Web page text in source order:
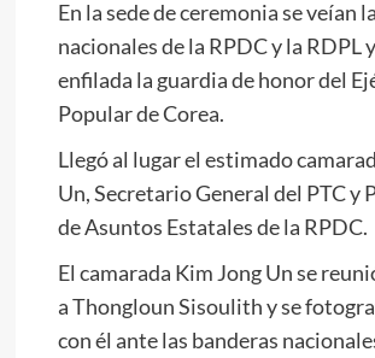
En la sede de ceremonia se veían
nacionales de la RPDC y la RDPL
enfilada la guardia de honor del
Popular de Corea.
Llegó al lugar el estimado
Un, Secretario General del PTC y
de Asuntos Estatales de la RPDC.
El camarada Kim Jong Unse
a Thongloun Sisoulith y se
con él ante las banderas